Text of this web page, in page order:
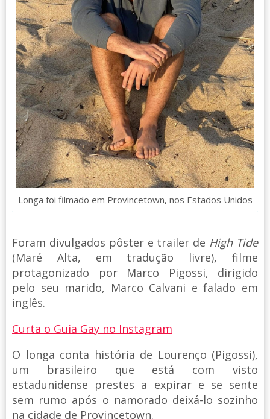
Longa foi filmado em Provincetown, nos Estados Unidos
Foram divulgados pôster e trailer de High Tide
(Maré Alta, em tradução livre), filme
protagonizado por Marco Pigossi, dirigido
pelo seu marido, Marco Calvani e falado em
inglês.
Curta o Guia Gay no Instagram
O longa conta história de Lourenço (Pigossi),
um brasileiro que está com visto
estadunidense prestes a expirar e se sente
sem rumo após o namorado deixá-lo sozinho
na cidade de Provincetown.